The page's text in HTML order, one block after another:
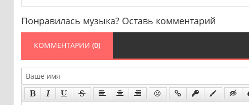
Понравилась музыка? Оставь комментарий
КОММЕНТАРИИ (0)